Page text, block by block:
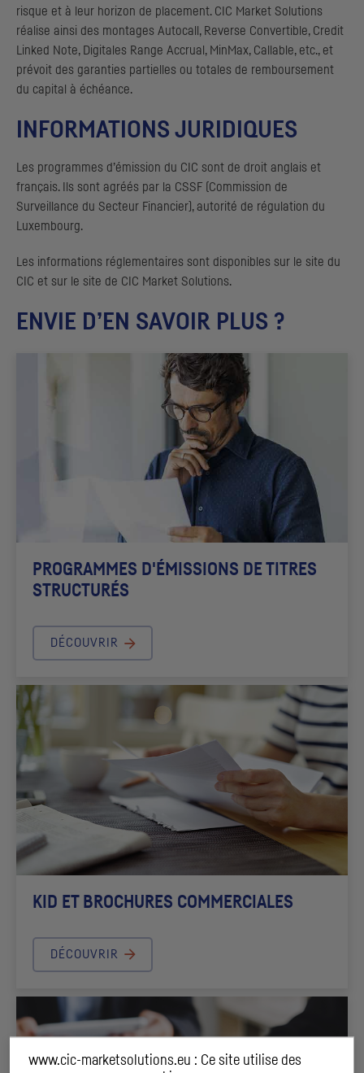
risque et à leur horizon de placement. CIC Market Solutions
réalise ainsi des montages Autocall, Reverse Convertible, Credit
Linked Note, Digitales Range Accrual, MinMax, Callable, etc., et
prévoit des garanties partielles ou totales de remboursement
du capital à échéance.
INFORMATIONS JURIDIQUES
Les programmes d’émission du CIC sont de droit anglais et
français. Ils sont agréés par la CSSF (Commission de
Surveillance du Secteur Financier), autorité de régulation du
Luxembourg.
Les informations réglementaires sont disponibles sur le site du
CIC et sur le site de CIC Market Solutions.
ENVIE D’EN SAVOIR PLUS ?
PROGRAMMES D'ÉMISSIONS DE TITRES
STRUCTURÉS
DÉCOUVRIR
KID ET BROCHURES COMMERCIALES
DÉCOUVRIR
www.cic-marketsolutions.eu : Ce site utilise des